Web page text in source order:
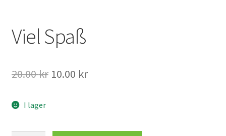
Viel Spaß
20.00kr Det
var:
10.00 krDet
är:
I lager